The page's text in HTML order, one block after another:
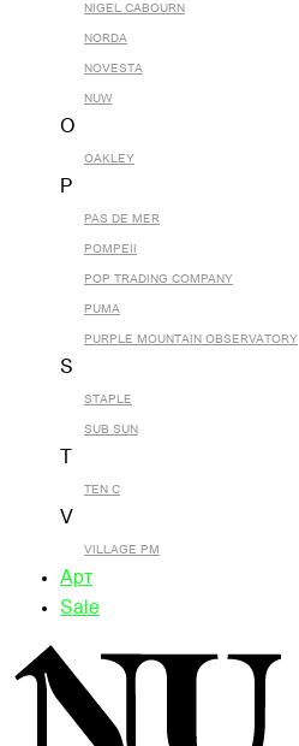
NIGEL CABOURN
NORDA
NOVESTA
NUW
O
OAKLEY
P
PAS DE MER
POMPEII
POP TRADING COMPANY
PUMA
PURPLE MOUNTAIN OBSERVATORY
S
STAPLE
SUB SUN
TEN C
V
VILLAGE PM
Арт
Sale